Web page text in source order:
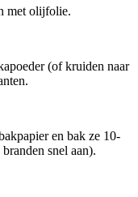
met olijfolie.
(of kruiden naar
en bak ze 10-
snel aan).